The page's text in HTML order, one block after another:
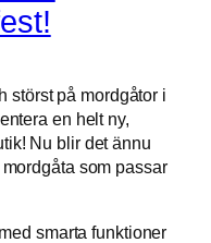
störst på mordgåtor i
en helt ny,
Nu blir det ännu
som passar
smarta funktioner